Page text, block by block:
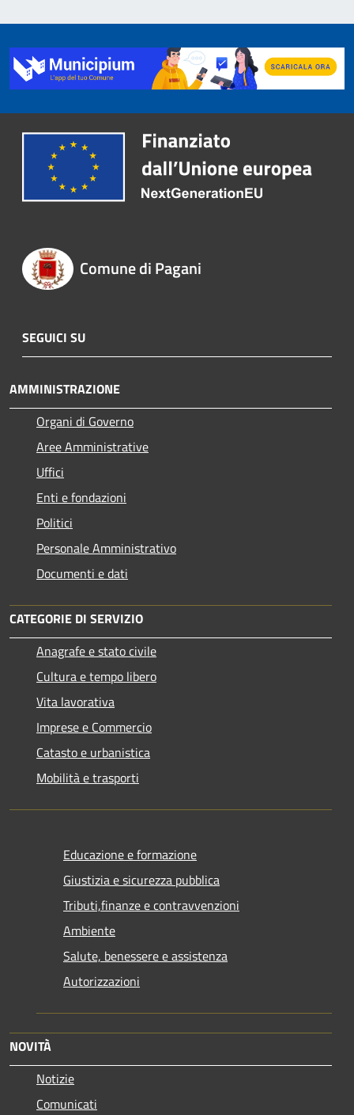
Comune di Pagani
SEGUICI SU
AMMINISTRAZIONE
Organi di Governo
Aree Amministrative
Uffici
Enti e fondazioni
Politici
Personale Amministrativo
Documenti e dati
CATEGORIE DI SERVIZIO
Anagrafe e stato civile
Cultura e tempo libero
Vita lavorativa
Imprese e Commercio
Catasto e urbanistica
Mobilità e trasporti
Educazione e formazione
Giustizia e sicurezza pubblica
Tributi,finanze e contravvenzioni
Ambiente
Salute, benessere e assistenza
Autorizzazioni
NOVITÀ
Notizie
Comunicati